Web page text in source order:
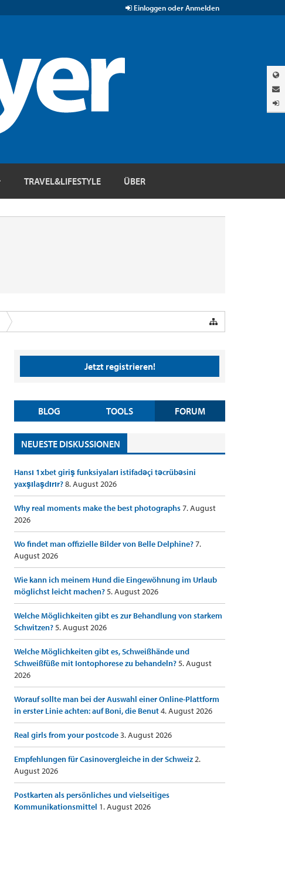
Einloggen oder Anmelden
TRAVEL&LIFESTYLE ÜBER
Jetzt registrieren!
BLOG TOOLS FORUM
NEUESTE DISKUSSIONEN
Hansı 1xbet giriş funksiyaları istifadəçi təcrübəsini
yaxşılaşdırır?8. August 2026
Why real moments make the best photographs7. August
2026
Wo findet man offizielle Bilder von Belle Delphine?7.
August 2026
Wie kann ich meinem Hund die Eingewöhnung im Urlaub
möglichst leicht machen?5. August 2026
Welche Möglichkeiten gibt es zur Behandlung von starkem
Schwitzen?5. August 2026
Welche Möglichkeiten gibt es, Schweißhände und
Schweißfüße mit Iontophorese zu behandeln?5. August
2026
Worauf sollte man bei der Auswahl einer Online-Plattform
in erster Linie achten: auf Boni, die Benut4. August 2026
Real girls from your postcode3. August 2026
Empfehlungen für Casinovergleiche in der Schweiz2.
August 2026
Postkarten als persönliches und vielseitiges
Kommunikationsmittel 1. August 2026